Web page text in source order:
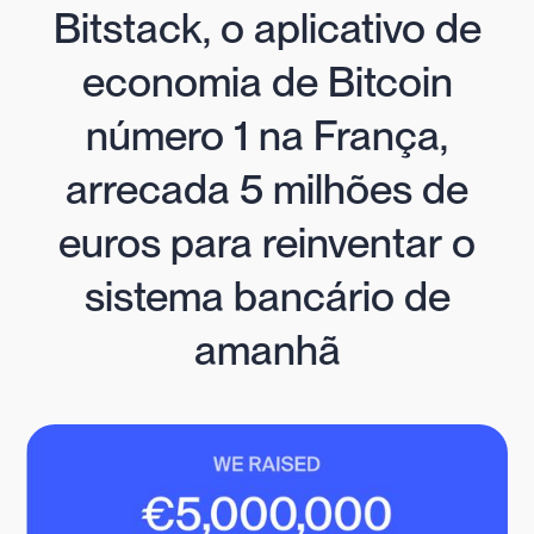
Bitstack, o aplicativo de
economia de Bitcoin
número 1 na França,
arrecada 5 milhões de
euros para reinventar o
sistema bancário de
amanhã